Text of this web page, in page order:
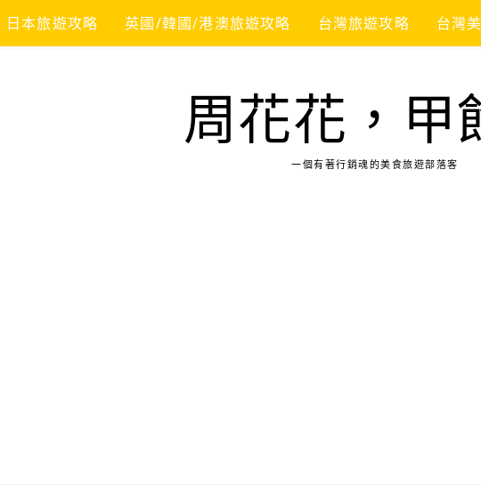
日本旅遊攻略 英國/韓國/港澳旅遊攻略 台灣旅遊攻略 台灣
周花花，甲
一個有著行銷魂的美食旅遊部落客